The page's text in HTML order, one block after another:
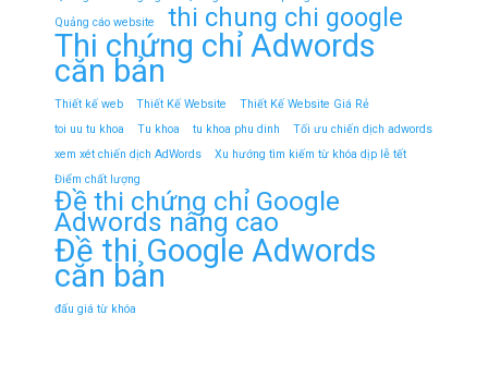
Quảng cáo website
thi chung chi google
Thi chứng chỉ Adwords
căn bản
Thiết kế web Thiết Kế Website
Thiết Kế Website Giá Rẻ
toi uu tu khoa
Tu khoa tu khoa phu dinh
Tối ưu chiến dịch adwords
xem xét chiến dịch AdWords
Xu hướng tìm kiếm từ khóa dịp lễ tết
Điểm chất lượng
Đề thi chứng chỉ Google
Adwords nâng cao
Đề thi Google Adwords
căn bản
đấu giá từ khóa